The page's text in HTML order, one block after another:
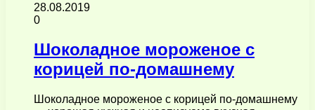
28.08.2019
0
Шоколадное мороженое с
корицей по-домашнему
Шоколадное мороженое с корицей по-домашнему